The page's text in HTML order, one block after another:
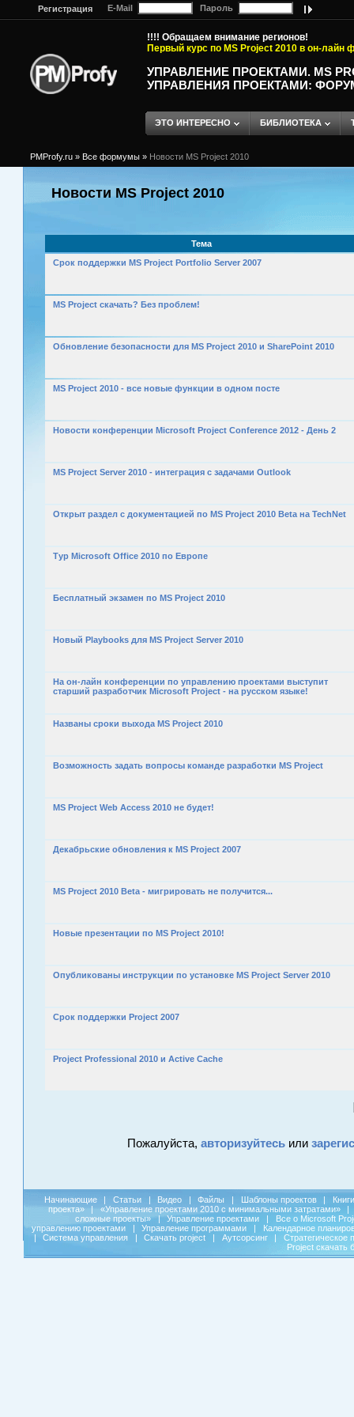
Регистрация E-Mail Пароль
!!!! Обращаем внимание регионов!
Первый курс по MS Project 2010 в он-лайн
УПРАВЛЕНИЕ ПРОЕКТАМИ. MS
УПРАВЛЕНИЯ ПРОЕКТАМИ:
ЭТО ИНТЕРЕСНО БИБЛИОТЕКА
PMProfy.ru » Все формумы » Новости MS Project 2010
Новости MS Project 2010
Тема
Срок поддержки MS Project Portfolio Server 2007
MS Project скачать? Без проблем!
Обновление безопасности для MS Project 2010 и SharePoint 2010
MS Project 2010 - все новые функции в одном посте
Новости конференции Microsoft Project Conference 2012 - День 2
MS Project Server 2010 - интеграция с задачами Outlook
Открыт раздел с документацией по MS Project 2010 Beta на TechNet
Тур Microsoft Office 2010 по Европе
Бесплатный экзамен по MS Project 2010
Новый Playbooks для MS Project Server 2010
На он-лайн конференции по управлению проектами выступит
старший разработчик Microsoft Project - на русском языке!
Названы сроки выхода MS Project 2010
Возможность задать вопросы команде разработки MS Project
MS Project Web Access 2010 не будет!
Декабрьские обновления к MS Project 2007
MS Project 2010 Beta - мигрировать не получится...
Новые презентации по MS Project 2010!
Опубликованы инструкции по установке MS Project Server 2010
Срок поддержки Project 2007
Project Professional 2010 и Active Cache
Пожалуйста, авторизуйтесьили
Начинающие | Статьи | Видео | Файлы | Шаблоны проектов |
Книги
проекта»
| «Управление проектами 2010 с минимальными затратами»
|
сложные проекты»
| Управление проектами |
Все о Microsoft
управлению проектами
| Управление программами |
Календарное
|
Система управления | Скачать project | Аутсорсинг |
Стратегическое
Project скачать